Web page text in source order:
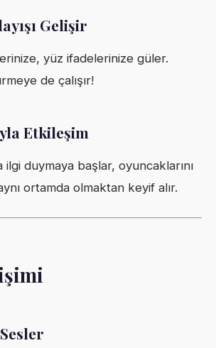
Gelişir
yüz ifadelerinize güler.
de çalışır!
Etkileşim
ilgi duymaya başlar, oyuncaklarını
ortamda olmaktan keyif alır.